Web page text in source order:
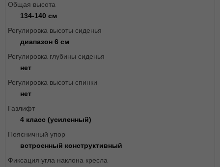
Общая высота
134-140 см
Регулировка высоты сиденья
диапазон 6 см
Регулировка глубины сиденья
нет
Регулировка высоты спинки
нет
Газлифт
4 класс (усиленный)
Поясничный упор
встроенный конструктивный
Фиксация угла наклона кресла